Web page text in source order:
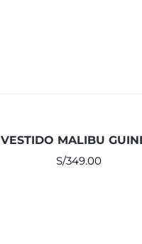
VESTIDO MALIBU
S/349.00